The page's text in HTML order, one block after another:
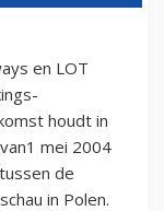
en LOT
houdt in
mei 2004
de
in Polen.